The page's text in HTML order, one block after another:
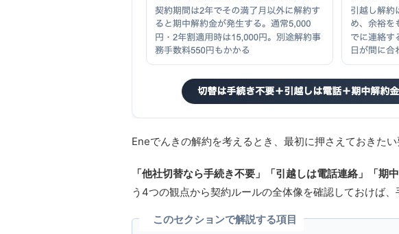
Eneでんきの解約を考えるとき、最初に押さえておきたい
「他社切替なら手続き不要」「引越しは電話連絡」「期
う4つの観点から契約ルールの全体像を確認しておけば、
このセクションで解説する項目